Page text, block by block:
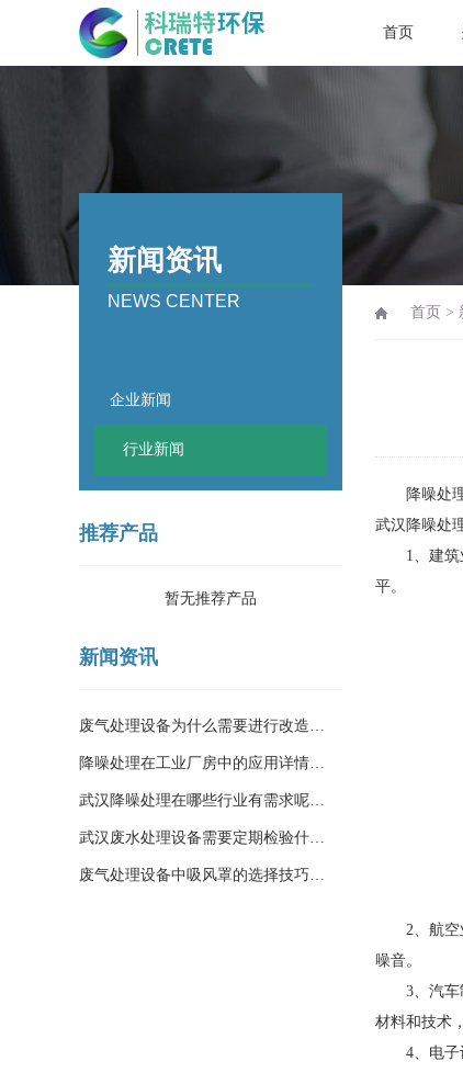
首页
新闻资讯
NEWS CENTER
企业新闻
行业新闻
推荐产品
暂无推荐产品
新闻资讯
废气处理设备为什么需要进行改造…
降噪处理在工业厂房中的应用详情…
武汉降噪处理在哪些行业有需求呢…
武汉废水处理设备需要定期检验什…
废气处理设备中吸风罩的选择技巧…
首页 >
降噪处理
武汉降噪处
1、建筑业
平。
2、航空业
噪音。
3、汽车制
材料和技术
4、电子设